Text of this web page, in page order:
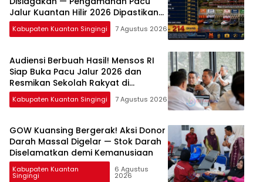
Jalur Kuantan Hilir 2026 Dipastikan
Maksimal
Kabupaten Kuantan Singingi 7 Agustus 2026
Audiensi Berbuah Hasil! Mensos RI
Siap Buka Pacu Jalur 2026 dan
Resmikan Sekolah Rakyat di
Kuansing
Kabupaten Kuantan Singingi 7 Agustus 2026
GOW Kuansing Bergerak! Aksi Donor
Darah Massal Digelar — Stok Darah
Diselamatkan demi Kemanusiaan
Kabupaten Kuantan
Singingi
6 Agustus
2026